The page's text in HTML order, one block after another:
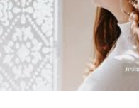
צפייה בסרטון